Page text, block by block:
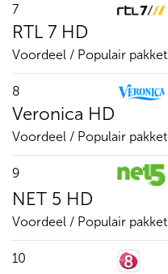
7
RTL 7 HD
Voordeel / Populair pakket
8
Veronica HD
Voordeel / Populair pakket
9
NET 5 HD
Voordeel / Populair pakket
10